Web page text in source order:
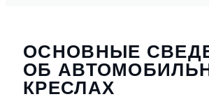
ОСНОВНЫЕ
ОБ
КРЕСЛАХ